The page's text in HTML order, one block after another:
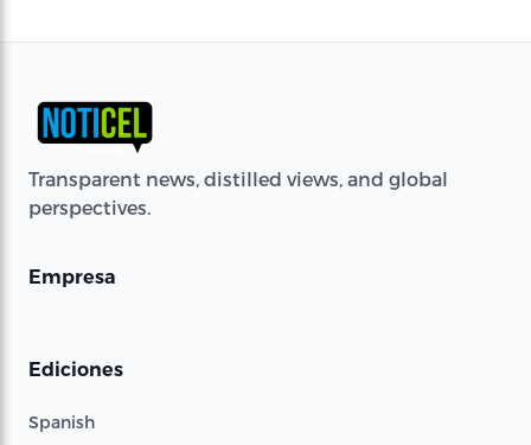
Transparent news, distilled views, and global
perspectives.
Empresa
Ediciones
Spanish